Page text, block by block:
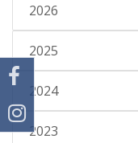
2026
2025
2024
2023